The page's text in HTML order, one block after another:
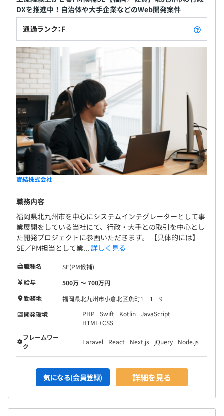
DXを推進中！自治体や大手企業などのWeb開発案件
通過ランク：F
寶結株式会社
職務内容
福岡県北九州市を中心にシステムインテグレーターとして事
業展開をしている当社にて、行政・大手との取引を中心とし
た開発プロジェクトに参画いただきます。 【具体的には】
SE／PM担当として業... 詳しく見る
職種名
SE(PM候補)
給与
500万 〜 700万円
勤務地
福岡県北九州市小倉北区魚町1‐1‐9
開発環境
PHP Swift Kotlin JavaScript
HTML+CSS
フレームワー
ク
Laravel React Next.js jQuery Node.js
気になる(会員登録) 詳細を見る